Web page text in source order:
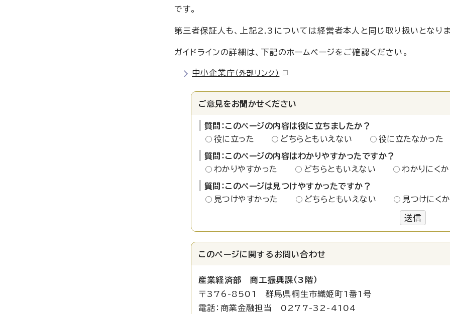
です。
第三者保証人も、上記2.3については経営者本人と同じ取り扱いとなりま
ガイドラインの詳細は、下記のホームページをご確認ください。
中小企業庁 （外部リンク）
ご意見をお聞かせください
質問：このページの内容は役に立ちましたか？
役に立った
どちらともいえない 役に立たなかった
質問：このページの内容はわかりやすかったですか？
わかりやすかった
どちらともいえない わかりにくか
質問：このページは見つけやすかったですか？
見つけやすかった
どちらともいえない 見つけにく
送信
このページに関する お問い合わせ
産業経済部 商工振興課（3階）
〒376-8501 群馬県桐生市織姫町1番1号
電話：商業金融担当 0277-32-4104